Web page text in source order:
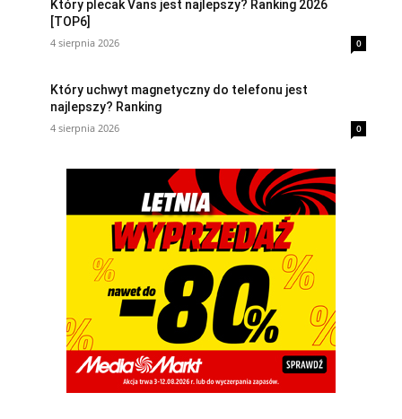
Który plecak Vans jest najlepszy? Ranking 2026
[TOP6]
4 sierpnia 2026 0
Który uchwyt magnetyczny do telefonu jest
najlepszy? Ranking
4 sierpnia 2026 0